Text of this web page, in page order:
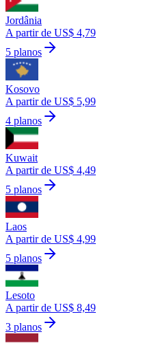
Jordânia
A partir de US$ 4,79
5 planos
Kosovo
A partir de US$ 5,99
4 planos
Kuwait
A partir de US$ 4,49
5 planos
Laos
A partir de US$ 4,99
5 planos
Lesoto
A partir de US$ 8,49
3 planos